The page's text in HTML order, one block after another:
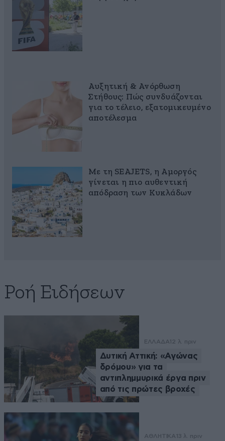
Αυξητική & Ανόρθωση
Στήθους: Πώς συνδυάζονται
για το τέλειο, εξατομικευμένο
αποτέλεσμα
Με τη SEAJETS, η Αμοργός
γίνεται η πιο αυθεντική
απόδραση των Κυκλάδων
Ροή Ειδήσεων
ΕΛΛΑΔΑ 12 λ. πριν
Δυτική Αττική: «Αγώνας
δρόμου» για τα
αντιπλημμυρικά έργα πριν
από τις πρώτες βροχές
ΑΘΛΗΤΙΚΑ 13 λ. πριν